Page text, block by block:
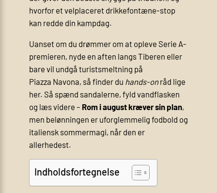
hvorfor et velplaceret drikkefontæne-stop
kan redde din kampdag.
Uanset om du drømmer om at opleve Serie A-
premieren, nyde en aften langs Tiberen eller
bare vil undgå turistsmeltning på
Piazza Navona, så finder du hands-onråd lige
her. Så spænd sandalerne, fyld vandflasken
og læs videre – Rom i august kræver sin plan,
men belønningen er uforglemmelig fodbold og
italiensk sommermagi, når den er
allerhedest.
Indholdsfortegnelse